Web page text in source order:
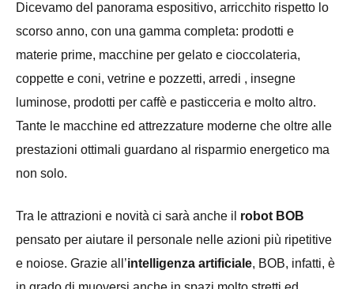
Dicevamo del panorama espositivo, arricchito rispetto lo
scorso anno, con una gamma completa: prodotti e
materie prime, macchine per gelato e cioccolateria,
coppette e coni, vetrine e pozzetti, arredi , insegne
luminose, prodotti per caffè e pasticceria e molto altro.
Tante le macchine ed attrezzature moderne che oltre alle
prestazioni ottimali guardano al risparmio energetico ma
non solo.
Tra le attrazioni e novità ci sarà anche il robot BOB
pensato per aiutare il personale nelle azioni più ripetitive
e noiose. Grazie all’intelligenza artificiale, BOB, infatti, è